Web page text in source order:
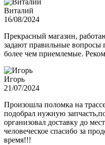
Виталий
16/08/2024
Прекрасный магазин,
задают правильные вопросы
более чем приемлемые.
Игорь
21/07/2024
Произошла поломка на
подобрал нужную
организовал доставку до
человеческое спасибо за
время!!!